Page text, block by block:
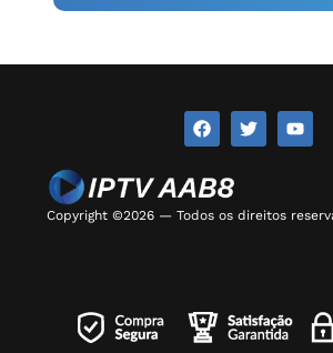
Copyright ©2026 — Todos os direitos